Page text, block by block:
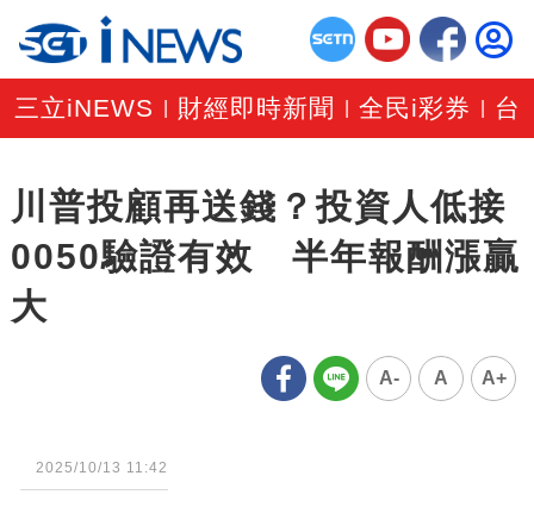
三立iNEWS 財經即時新聞 |全民i彩券 台
川普投顧再送錢？投資人低接
0050驗證有效 半年報酬漲贏
大
A- A A+
2025/10/13 11:42